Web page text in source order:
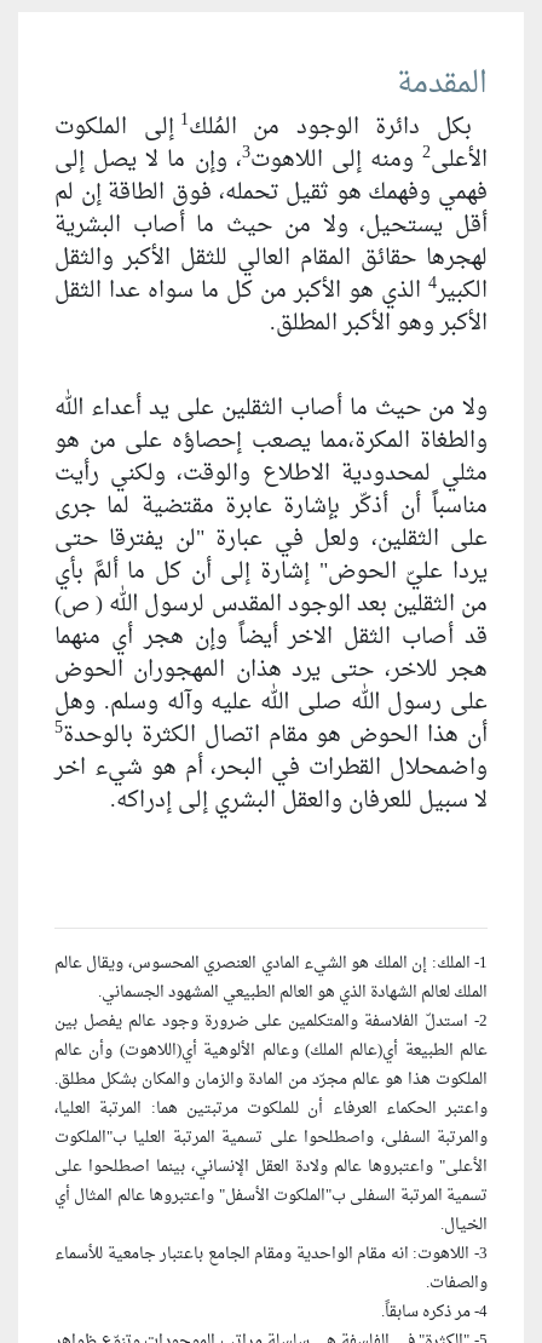
المقدمة
بكل دائرة الوجود من المُلك1 إلى الملكوت
الأعلى2 ومنه إلى اللاهوت3، وإن ما لا يصل إلى
فهمي وفهمك هو ثقيل تحمله، فوق الطاقة إن لم
أقل يستحيل، ولا من حيث ما أصاب البشرية
لهجرها حقائق المقام العالي للثقل الأكبر والثقل
الكبير4 الذي هو الأكبر من كل ما سواه عدا الثقل
الأكبر وهو الأكبر المطلق.
ولا من حيث ما أصاب الثقلين على يد أعداء الله
والطغاة المكرة،مما يصعب إحصاؤه على من هو
مثلي لمحدودية الاطلاع والوقت، ولكني رأيت
مناسباً أن أذكّر بإشارة عابرة مقتضية لما جرى
على الثقلين، ولعل في عبارة "لن يفترقا حتى
يردا عليّ الحوض" إشارة إلى أن كل ما ألمّ‏َ بأي
من الثقلين بعد الوجود المقدس لرسول الله ( ص)
قد أصاب الثقل الاخر أيضاً وإن هجر أي منهما
هجر للاخر، حتى يرد هذان المهجوران الحوض
على رسول الله صلى الله عليه وآله وسلم. وهل
أن هذا الحوض هو مقام اتصال الكثرة بالوحدة5
واضمحلال القطرات في البحر، أم هو شي‏ء اخر
لا سبيل للعرفان والعقل البشري إلى إدراكه.
1- الملك: إن الملك هو الشي‏ء المادي العنصري المحسوس، ويقال عالم
الملك لعالم الشهادة الذي هو العالم الطبيعي المشهود الجسماني.
2- استدلّ الفلاسفة والمتكلمين على ضرورة وجود عالم يفصل بين
عالم الطبيعة أي(عالم الملك) وعالم الألوهية أي(اللاهوت) وأن عالم
الملكوت هذا هو عالم مجرّد من المادة والزمان والمكان بشكل مطلق.
واعتبر الحكماء العرفاء أن للملكوت مرتبتين هما: المرتبة العليا،
والمرتبة السفلى، واصطلحوا على تسمية المرتبة العليا ب"الملكوت
الأعلى" واعتبروها عالم ولادة العقل الإنساني، بينما اصطلحوا على
تسمية المرتبة السفلى ب"الملكوت الأسفل" واعتبروها عالم المثال أي
الخيال.
3- اللاهوت: انه مقام الواحدية ومقام الجامع باعتبار جامعية للأسماء
والصفات.
4- مر ذكره سابقاً.